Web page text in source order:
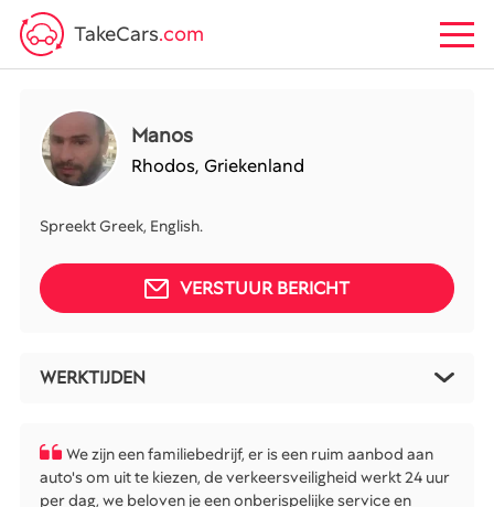
TakeCars.com
Manos
Rhodos, Griekenland
Spreekt Greek, English.
VERSTUUR BERICHT
WERKTIJDEN
We zijn een familiebedrijf, er is een ruim aanbod aan
auto's om uit te kiezen, de verkeersveiligheid werkt 24 uur
per dag, we beloven je een onberispelijke service en